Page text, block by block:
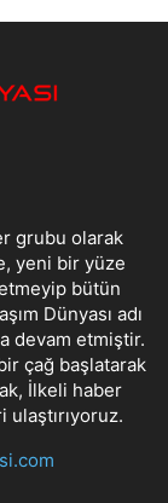
grubu olarak
yeni bir yüze
bütün
Dünyası adı
devam etmiştir.
çağ başlatarak
İlkeli haber
ulaştırıyoruz.